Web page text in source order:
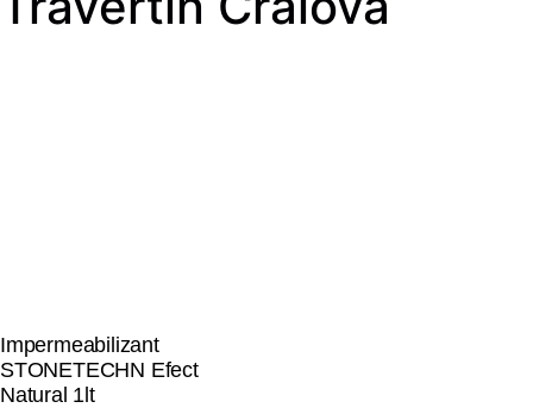
Impermeabilizant
STONETECHN Efect
Natural 1lt